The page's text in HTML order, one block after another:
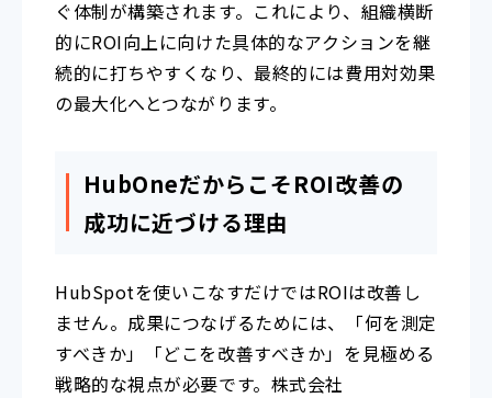
ぐ体制が構築されます。これにより、組織横断
的にROI向上に向けた具体的なアクションを継
続的に打ちやすくなり、最終的には費用対効果
の最大化へとつながります。
HubOneだからこそROI改善の
成功に近づける理由
HubSpotを使いこなすだけではROIは改善し
ません。成果につなげるためには、「何を測定
すべきか」「どこを改善すべきか」を見極める
戦略的な視点が必要です。株式会社